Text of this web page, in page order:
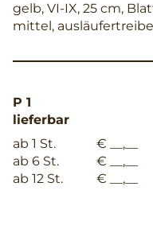
gelb, VI-IX, 25 cm,
mittel,
P 1
lieferbar
ab 1 St.
€ __,__
ab 6 St.
€ __,__
ab 12 St.
€ __,__